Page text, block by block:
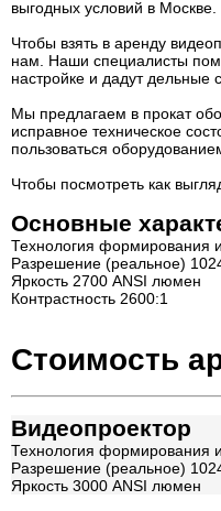
выгодных условий в Москве.
Чтобы взять в аренду
нам. Наши специалисты
настройке и дадут дельные
Мы предлагаем в прокат
исправное техническое
пользоваться
Чтобы посмотреть как
Основные
Технология формирования
Разрешение (реальное)
Яркость 2700 ANSI люмен
Контрастность 2600:1
Стоимость
Видеопроектор
Технология формирования
Разрешение (реальное)
Яркость 3000 ANSI люмен